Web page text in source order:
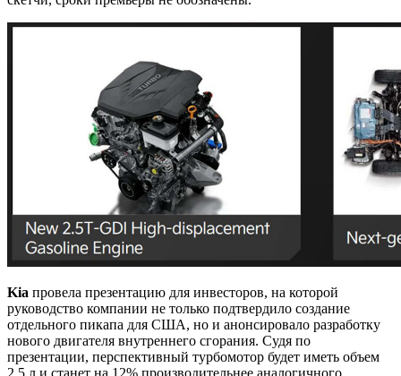
Kia провела презентацию для инвесторов, на которой
руководство компании не только подтвердило создание
отдельного пикапа для США, но и анонсировало разработку
нового двигателя внутреннего сгорания. Судя по
презентации, перспективный турбомотор будет иметь объем
2,5 л и станет на 12% производительнее аналогичного